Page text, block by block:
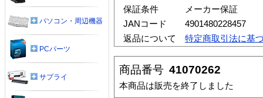
保証条件
メーカー保証
JANコード
4901480228457
返品について
特定商取引法に基
商品番号 41070262
本商品は販売を終了しました
パソコン・周辺機器
PCパーツ
サプライ